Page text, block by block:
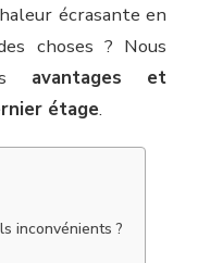
écrasante en
choses ? Nous
avantages et
étage.
inconvénients ?